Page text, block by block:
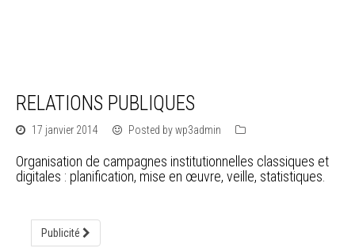
RELATIONS PUBLIQUES
17 janvier 2014 Posted by wp3admin
Organisation de campagnes institutionnelles classiques et
digitales : planification, mise en œuvre, veille, statistiques.
Publicité